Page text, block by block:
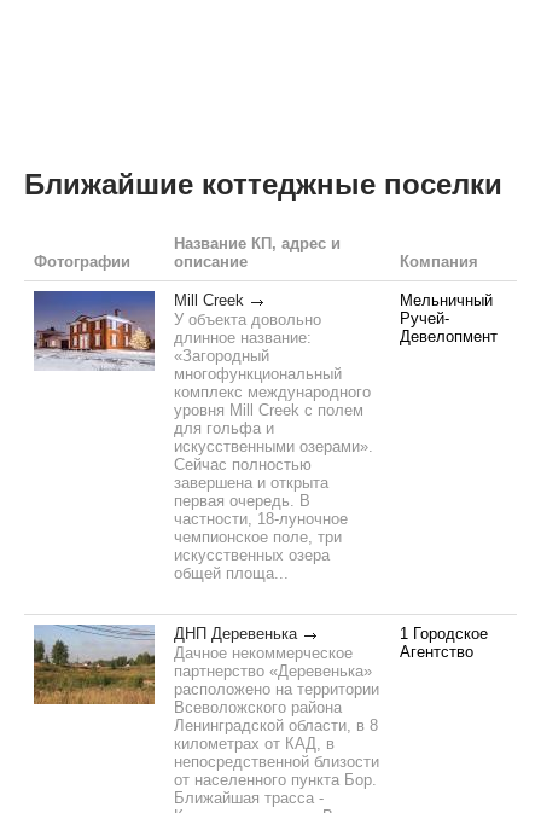
Ближайшие коттеджные поселки
Фотографии
Название КП, адрес и
описание
Компания
Mill Creek
У объекта довольно
длинное название:
«Загородный
многофункциональный
комплекс международного
уровня Mill Creek с полем
для гольфа и
искусственными озерами».
Сейчас полностью
завершена и открыта
первая очередь. В
частности, 18-луночное
чемпионское поле, три
искусственных озера
общей площа...
Мельничный
Ручей-
Девелопмент
ДНП Деревенька
Дачное некоммерческое
партнерство «Деревенька»
расположено на территории
Всеволожского района
Ленинградской области, в 8
километрах от КАД, в
непосредственной близости
от населенного пункта Бор.
Ближайшая трасса -
1 Городское
Агентство